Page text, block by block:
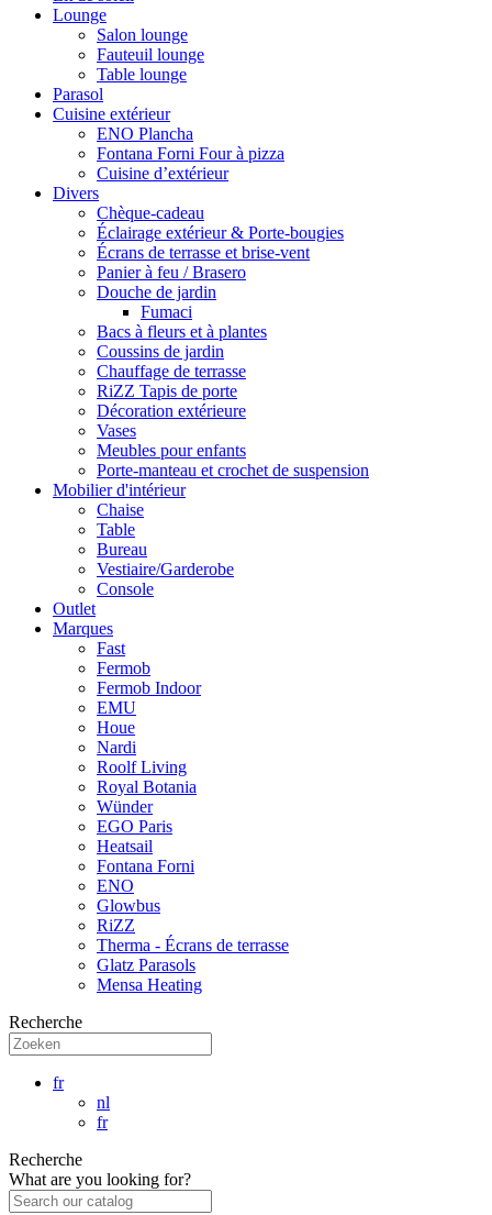
Lounge
Salon lounge
Fauteuil lounge
Table lounge
Parasol
Cuisine extérieur
ENO Plancha
Fontana Forni Four à pizza
Cuisine d’extérieur
Divers
Chèque-cadeau
Éclairage extérieur & Porte-bougies
Écrans de terrasse et brise-vent
Panier à feu / Brasero
Douche de jardin
Fumaci
Bacs à fleurs et à plantes
Coussins de jardin
Chauffage de terrasse
RiZZ Tapis de porte
Décoration extérieure
Vases
Meubles pour enfants
Porte-manteau et crochet de suspension
Mobilier d'intérieur
Chaise
Table
Bureau
Vestiaire/Garderobe
Console
Outlet
Marques
Fast
Fermob
Fermob Indoor
EMU
Houe
Nardi
Roolf Living
Royal Botania
Wünder
EGO Paris
Heatsail
Fontana Forni
ENO
Glowbus
RiZZ
Therma - Écrans de terrasse
Glatz Parasols
Mensa Heating
Recherche
fr
nl
fr
Recherche
What are you looking for?